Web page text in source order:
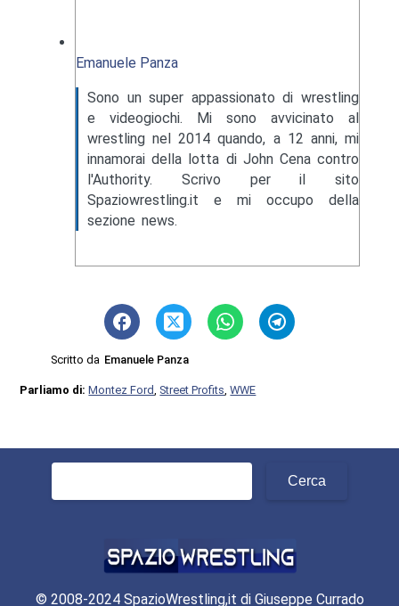
Emanuele Panza
Sono un super appassionato di wrestling
e videogiochi. Mi sono avvicinato al
wrestling nel 2014 quando, a 12 anni, mi
innamorai della lotta di John Cena contro
l'Authority. Scrivo per il sito
Spaziowrestling.it e mi occupo della
sezione news.
Scritto da Emanuele Panza
Parliamo di:Montez Ford ,Street Profits ,WWE
© 2008-2024 SpazioWrestling,it di Giuseppe Currado